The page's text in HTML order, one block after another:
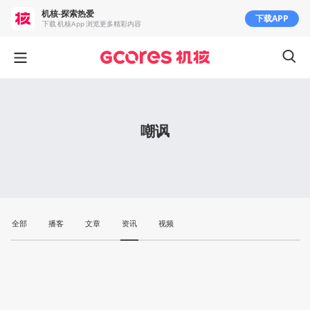
嘲讽
全部 播客 文章 资讯 视频
机核-探索热爱
下载 机核App 浏览更多精彩内容 下载APP